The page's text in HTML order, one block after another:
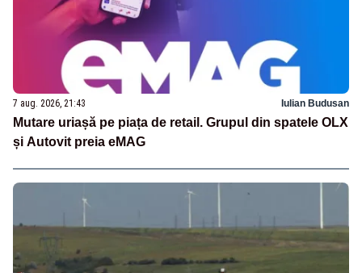
7 aug. 2026, 21:43 Iulian Budusan
Mutare uriașă pe piața de retail. Grupul din spatele OLX
și Autovit preia eMAG